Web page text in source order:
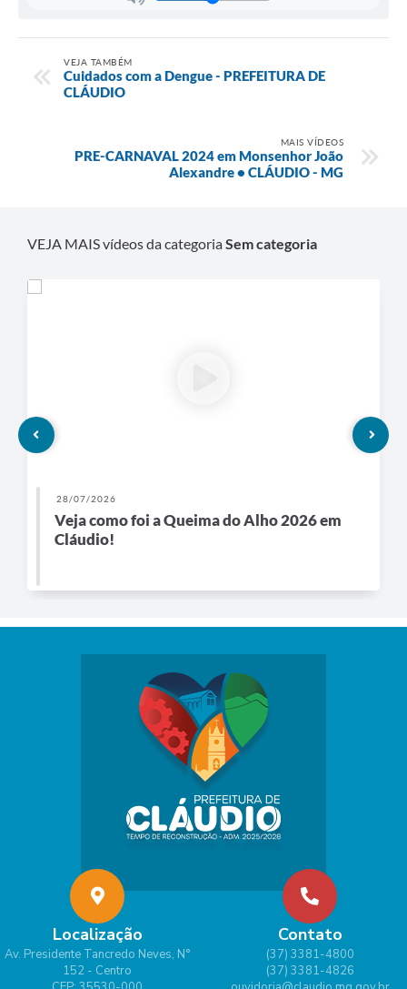
VEJA TAMBÉM
Cuidados com a Dengue - PREFEITURA DE
CLÁUDIO
MAIS VÍDEOS
PRE-CARNAVAL 2024 em Monsenhor João
Alexandre • CLÁUDIO - MG
VEJA MAIS vídeos da categoriaSem categoria
28/07/2026
Veja como foi a Queima do Alho 2026 em
Cláudio!
Localização
Av. Presidente Tancredo Neves, N°
152 - Centro
Contato
(37) 3381-4800
(37) 3381-4826